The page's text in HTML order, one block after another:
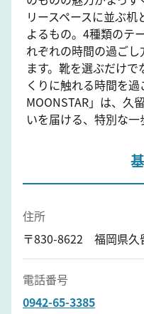
リースペースに並ぶ
よるもの。4種類のテ
れぞれの時間の過ご
ます。靴を選ぶだけ
くりに触れる時間を
MOONSTAR」は、久
いを届ける、特別な一
住所
〒830-8622 福岡県久
電話番号
0942-65-3385